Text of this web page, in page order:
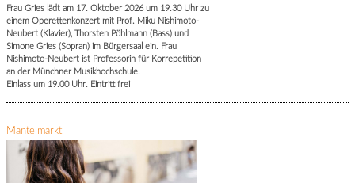
Frau Gries lädt am 17. Oktober 2026 um 19.30 Uhr zu
einem Operettenkonzert mit Prof. Miku Nishimoto-
Neubert (Klavier), Thorsten Pöhlmann (Bass) und
Simone Gries (Sopran) im Bürgersaal ein. Frau
Nishimoto-Neubert ist Professorin für Korrepetition
an der Münchner Musikhochschule.
Einlass um 19.00 Uhr. Eintritt frei
Mantelmarkt